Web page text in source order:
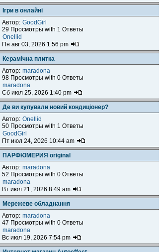
Ігри в онлайні
Автор: GoodGirl
29 Просмотры with 1 Ответы
Onellid
Пн авг 03, 2026 1:56 pm
Керамічна плитка
Автор: maradona
98 Просмотры with 0 Ответы
maradona
Сб июл 25, 2026 1:40 pm
Де ви купували новий кондиціонер?
Автор: Onellid
50 Просмотры with 1 Ответы
GoodGirl
Пт июл 24, 2026 10:44 am
ПАРФЮМЕРИЯ original
Автор: maradona
52 Просмотры with 0 Ответы
maradona
Вт июл 21, 2026 8:49 am
Мережеве обладнання
Автор: maradona
47 Просмотры with 0 Ответы
maradona
Вс июл 19, 2026 7:54 pm